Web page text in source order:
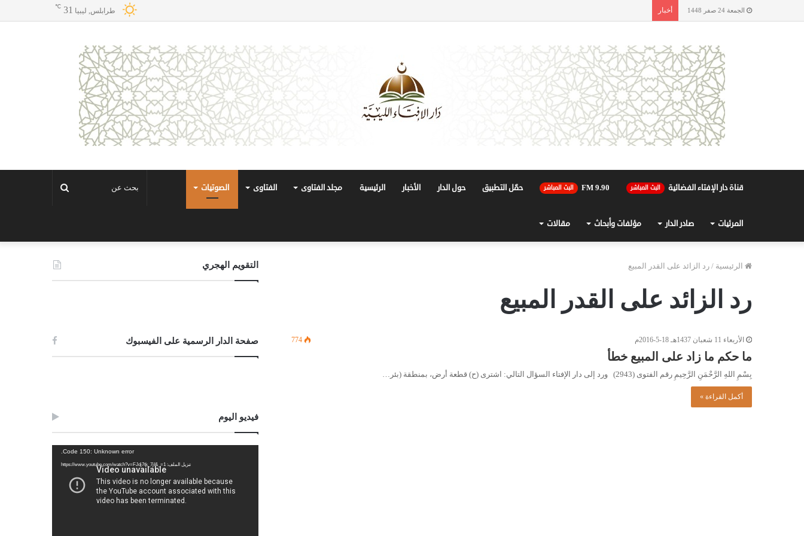
الجمعة 24 صفر 1448 أخبار طرابلس, ليبيا 31
℃
قناة دار الإفتاء الفضائية البث المباشر 90.FM 9 البث المباشر حمّل التطبيق حول الدار الأخبار الرئيسية مجلد الفتاوى الفتاوى الصوتيات
المرئيات صادر الدار مؤلفات وأبحاث مقالات
الرئيسية / رد الزائد على القدر المبيع
رد الزائد على القدر المبيع
الأربعاء 11 شعبان 1437هـ 18-5-2016م 774
ما حكم ما زاد على المبيع خطأ
بِسْمِ اللهِ الرَّحْمَنِ الرَّحِيمِ رقم الفتوى (2943) ورد إلى دار الإفتاء السؤال التالي: اشترى (ح) قطعة أرض، بمنطقة (بئر…
أكمل القراءة »
التقويم الهجري
صفحة الدار الرسمية على الفيسبوك
فيديو اليوم
Code 150: Unknown error.
تنزيل الملف: https://www.youtube.com/watch?v=FJdj7tk_7jI&_=1